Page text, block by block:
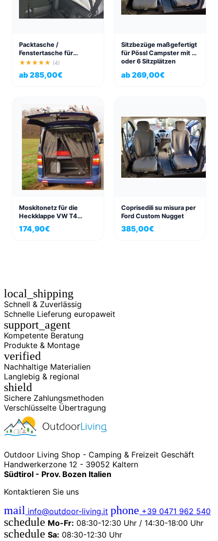
Packtasche /
Fenstertasche für
Seitenfenster VW Caddy
Baujahr 2015 – 2020
★★★★★ (4)
ab285,00€
Sitzbezüge maßgefertigt
für Pössl Campster mit 4
oder 6 Sitzplätzen
ab269,00€
Moskitonetz für die
Heckklappe VW T4
Multivan & California
174,90€
Coprisedili su misura per
Ford Custom Nugget
385,00€
local_shipping
Schnell & Zuverlässig
Schnelle Lieferung europaweit
support_agent
Kompetente Beratung
Produkte & Montage
verified
Nachhaltige Materialien
Langlebig & regional
shield
Sichere Zahlungsmethoden
Verschlüsselte Übertragung
Outdoor Living Shop - Camping & Freizeit Geschäft
Handwerkerzone 12 - 39052 Kaltern
Südtirol - Prov. Bozen Italien
Kontaktieren Sie uns
mail info@outdoor-living.it phone +39 0471 962 540
schedule Mo-Fr: 08:30-12:30 Uhr / 14:30-18:00 Uhr
schedule Sa: 08:30-12:30 Uhr